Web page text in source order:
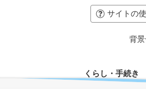
サイトの
背
くらし・手続き